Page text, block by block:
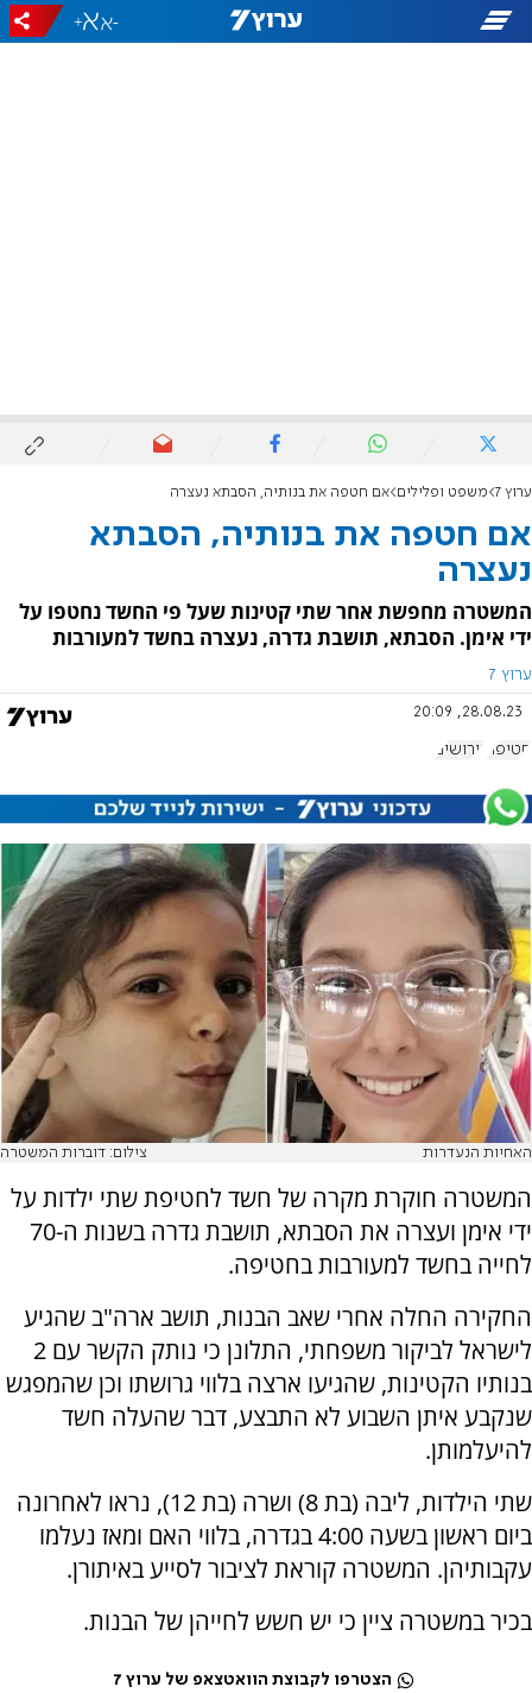
-
+
ערוץ 7 משפט ופלילים אם חטפה את בנותיה, הסבתא נעצרה
אם חטפה את בנותיה, הסבתא
נעצרה
המשטרה מחפשת אחר שתי קטינות שעל פי החשד נחטפו על
ידי אימן. הסבתא, תושבת גדרה, נעצרה בחשד למעורבות
ערוץ 7
28.08.23, 20:09
חטיפה גירושים
האחיות הנעדרות צילום: דוברות המשטרה
המשטרה חוקרת מקרה של חשד לחטיפת שתי ילדות על
ידי אימן ועצרה את הסבתא, תושבת גדרה בשנות ה-70
לחייה בחשד למעורבות בחטיפה.
החקירה החלה אחרי שאב הבנות, תושב ארה"ב שהגיע
לישראל לביקור משפחתי, התלונן כי נותק הקשר עם 2
בנותיו הקטינות, שהגיעו ארצה בלווי גרושתו וכן שהמפגש
שנקבע איתן השבוע לא התבצע, דבר שהעלה חשד
להיעלמותן.
שתי הילדות, ליבה (בת 8) ושרה (בת 12), נראו לאחרונה
ביום ראשון בשעה 4:00 בגדרה, בלווי האם ומאז נעלמו
עקבותיהן. המשטרה קוראת לציבור לסייע באיתורן.
בכיר במשטרה ציין כי יש חשש לחייהן של הבנות.
הצטרפו לקבוצת הוואטצאפ של ערוץ 7